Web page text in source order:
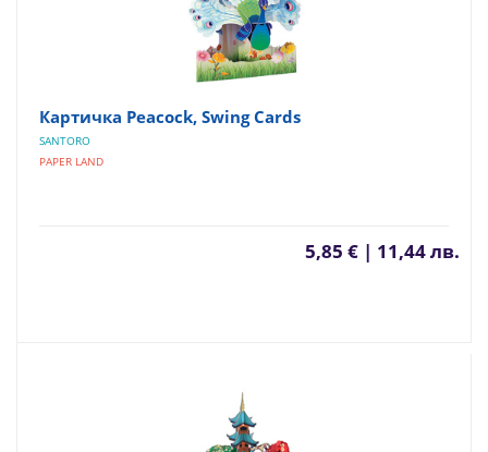
Картичка Peacock, Swing Cards
SANTORO
PAPER LAND
5,85 € | 11,44 лв.